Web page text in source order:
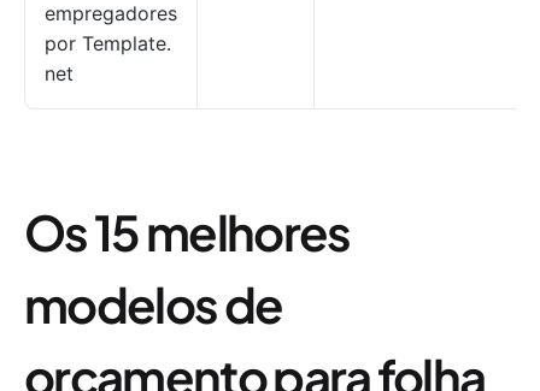
empregadores
por Template.
net
Os 15 melhores
modelos de
orçamento para folha